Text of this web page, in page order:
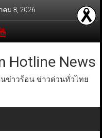
คม 8, 2026
Hotline News
นข่าวร้อน ข่าวด่วนทั่วไทย